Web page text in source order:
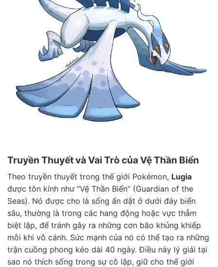
Truyền Thuyết và Vai Trò của Vệ Thần Biển
Theo truyền thuyết trong thế giới Pokémon, Lugia
được tôn kính như “Vệ Thần Biển” (Guardian of the
Seas). Nó được cho là sống ẩn dật ở dưới đáy biển
sâu, thường là trong các hang động hoặc vực thẳm
biệt lập, để tránh gây ra những cơn bão khủng khiếp
mỗi khi vỗ cánh. Sức mạnh của nó có thể tạo ra những
trận cuồng phong kéo dài 40 ngày. Điều này lý giải tại
sao nó thích sống trong sự cô lập, giữ cho thế giới